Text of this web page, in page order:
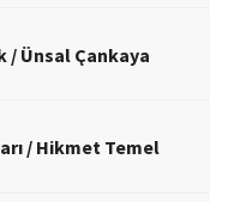
/ Ünsal Çankaya
/ Hikmet Temel